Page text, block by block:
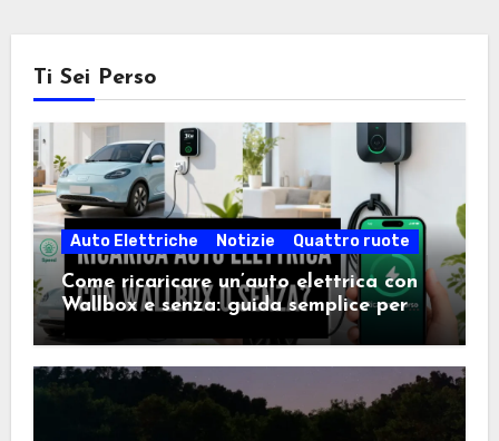
Ti Sei Perso
Auto Elettriche Notizie Quattro ruote
Come ricaricare un’auto elettrica con
Wallbox e senza: guida semplice per
scegliere la soluzione giusta